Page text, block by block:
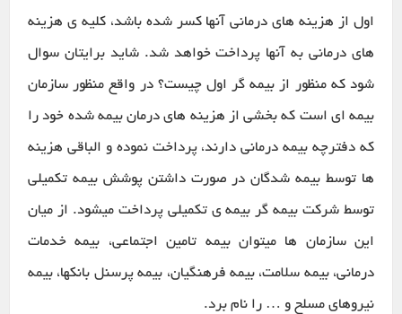
اول از هزینه های درمانی آنها کسر شده باشد، کلیه ی هزینه
های درمانی به آنها پرداخت خواهد شد. شاید برایتان سوال
شود که منظور از بیمه گر اول چیست؟ در واقع منظور سازمان
بیمه ای است که بخشی از هزینه های درمان بیمه شده خود را
که دفترچه بیمه درمانی دارند، پرداخت نموده و الباقی هزینه
ها توسط بیمه شدگان در صورت داشتن پوشش بیمه تکمیلی
توسط شرکت بیمه گر بیمه ی تکمیلی پرداخت میشود. از میان
این سازمان ها میتوان بیمه تامین اجتماعی، بیمه خدمات
درمانی، بیمه سلامت، بیمه فرهنگیان، بیمه پرسنل بانکها، بیمه
نیروهای مسلح و … را نام برد.